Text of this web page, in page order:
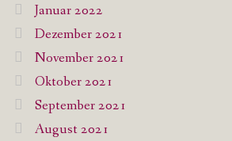
Januar 2022
Dezember 2021
November 2021
Oktober 2021
September 2021
August 2021